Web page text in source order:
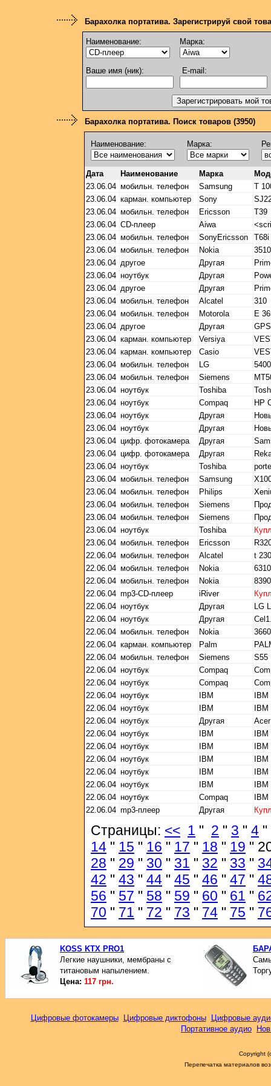
Барахолка портатива. Зарегистрируй свой
Наименование: Марка:
Ваше имя (ник): E-mail:
Барахолка портатива. Поиск товаров (3950)
Наименование: Марка:
Дата Наименование Марка
23.06.04 мобильн. телефон Samsung
T
23.06.04 карман. компьютер Sony
23.06.04 мобильн. телефон Ericsson
T39
23.06.04 CD-плеер Aiwa
23.06.04 мобильн. телефон SonyEricsson
23.06.04 мобильн. телефон Nokia
23.06.04 другое Другая
23.06.04 ноутбук Другая
23.06.04 другое Другая
23.06.04 мобильн. телефон Alcatel
310
23.06.04 мобильн. телефон Motorola
E
23.06.04 другое Другая
23.06.04 карман. компьютер Versiya
23.06.04 карман. компьютер Casio
23.06.04 мобильн. телефон LG
5400
23.06.04 мобильн. телефон Siemens
23.06.04 ноутбук Toshiba
23.06.04 ноутбук Compaq
HP
23.06.04 ноутбук Другая
23.06.04 ноутбук Другая
23.06.04 цифр. фотокамера Другая
23.06.04 цифр. фотокамера Другая
23.06.04 ноутбук Toshiba
23.06.04 мобильн. телефон Samsung
23.06.04 мобильн. телефон Philips
23.06.04 мобильн. телефон Siemens
23.06.04 мобильн. телефон Siemens
23.06.04 ноутбук Toshiba
23.06.04 мобильн. телефон Ericsson
22.06.04 мобильн. телефон Alcatel
t 230
22.06.04 мобильн. телефон Nokia
6310
22.06.04 мобильн. телефон Nokia
8390
22.06.04 mp3-CD-плеер iRiver
22.06.04 ноутбук Другая
LG
22.06.04 ноутбук Другая
22.06.04 мобильн. телефон Nokia
3660
22.06.04 карман. компьютер Palm
22.06.04 мобильн. телефон Siemens
S55
22.06.04 ноутбук Compaq
22.06.04 ноутбук Compaq
22.06.04 ноутбук IBM
22.06.04 ноутбук IBM
22.06.04 ноутбук Другая
22.06.04 ноутбук IBM
22.06.04 ноутбук IBM
22.06.04 ноутбук IBM
22.06.04 ноутбук IBM
22.06.04 ноутбук IBM
22.06.04 ноутбук Compaq
22.06.04 mp3-плеер Другая
Страницы: << 1 " 2 " 3 " 4 "
14 " 15 " 16 " 17 " 18 " 19 "
28 " 29 " 30 " 31 " 32 " 33 "
42 " 43 " 44 " 45 " 46 " 47 "
56 " 57 " 58 " 59 " 60 " 61 "
70 " 71 " 72 " 73 " 74 " 75 "
KOSS KTX PRO1
Легкие наушники, мембраны с
титановым напылением.
Цена: 117 грн.
Цифровые фотокамеры Цифровые диктофоны
Цифровые
Портативное аудио
Copyright
Перепечатка материалов